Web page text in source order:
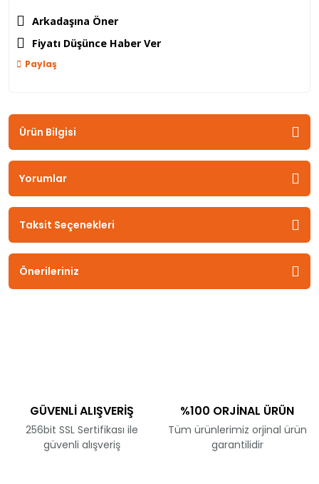
Arkadaşına Öner
Fiyatı Düşünce Haber Ver
Paylaş
Ürün Bilgisi
Yorumlar
Taksit Seçenekleri
Önerileriniz
GÜVENLİ ALIŞVERİŞ
256bit SSL Sertifikası ile
güvenli alışveriş
%100 ORJİNAL ÜRÜN
Tüm ürünlerimiz orjinal ürün
garantilidir